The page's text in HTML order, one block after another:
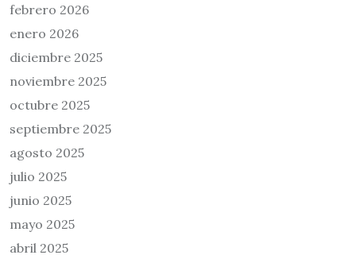
febrero 2026
enero 2026
diciembre 2025
noviembre 2025
octubre 2025
septiembre 2025
agosto 2025
julio 2025
junio 2025
mayo 2025
abril 2025